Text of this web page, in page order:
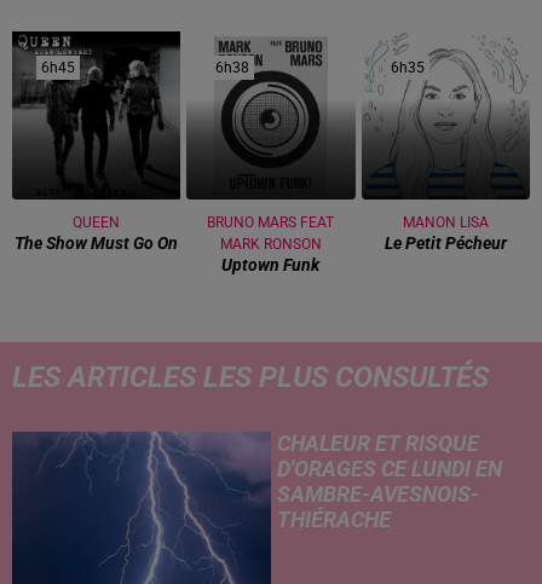
6h45
6h45
QUEEN
The Show Must Go On
6h38
6h38
BRUNO MARS FEAT
MARK RONSON
Uptown Funk
6h35
6h35
MANON LISA
Le Petit Pécheur
LES ARTICLES LES PLUS CONSULTÉS
CHALEUR ET RISQUE
D'ORAGES CE LUNDI EN
SAMBRE-AVESNOIS-
THIÉRACHE